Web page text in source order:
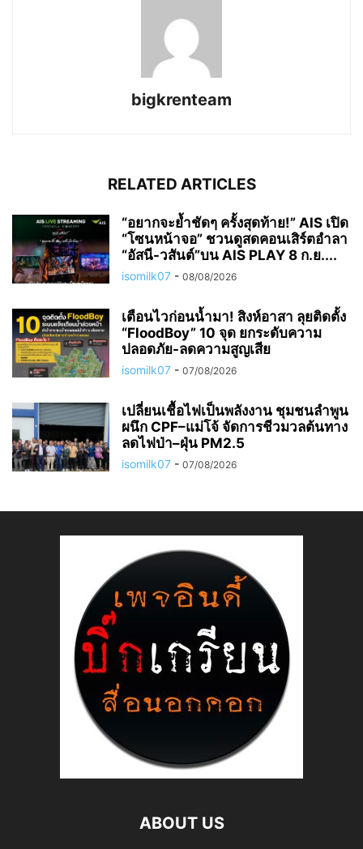
bigkrenteam
RELATED ARTICLES
“อยากจะย้ำชัดๆ ครั้งสุดท้าย!” AIS เปิด
“โซนหน้าจอ” ชวนดูสดคอนเสิร์ตอำลา
“อัสนี-วสันต์”บน AIS PLAY 8 ก.ย....
isomilk07 - 08/08/2026
เตือนไวก่อนน้ำมา! สิงห์อาสา ลุยติดตั้ง
“FloodBoy” 10 จุด ยกระดับความ
ปลอดภัย-ลดความสูญเสีย
isomilk07 - 07/08/2026
เปลี่ยนเชื้อไฟเป็นพลังงาน ชุมชนลำพูน
ผนึก CPF–แม่โจ้ จัดการชีวมวลต้นทาง
ลดไฟป่า–ฝุ่น PM2.5
isomilk07 - 07/08/2026
ABOUT US